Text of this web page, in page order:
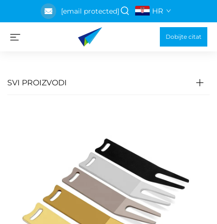
[email protected] HR
Dobijte citat
SVI PROIZVODI